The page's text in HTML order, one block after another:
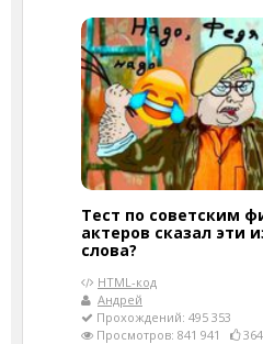
Тест по советским
актеров сказал эти
слова?
HTML-код
Андрей
Прохождений: 495 353
Просмотров: 841 941
364